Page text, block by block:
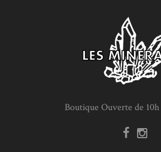
Boutique Ouverte de 10h